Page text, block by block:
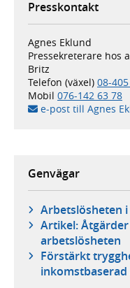
Presskontakt
Agnes Eklund
Pressekreterare hos
Britz
Telefon (växel) 08-
Mobil 076-142 63 78
e-post till Agnes
Genvägar
Arbetslösheten i
Artikel:
arbetslösheten
Förstärkt